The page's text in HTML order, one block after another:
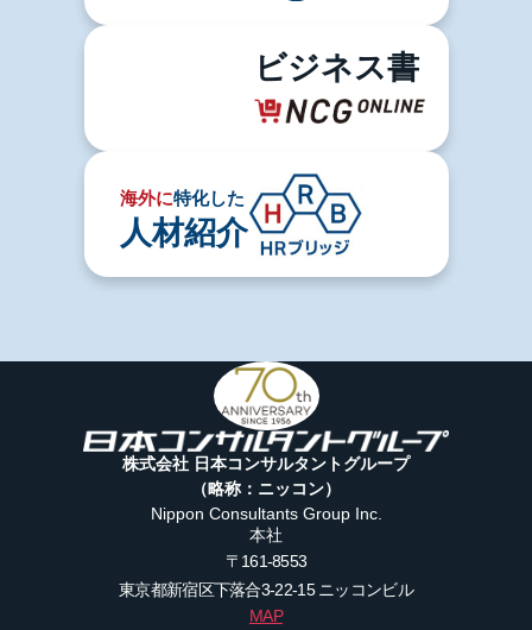
ビジネス書
海外に特化した
人材紹介
株式会社 日本コンサルタントグループ
（略称：ニッコン）
Nippon Consultants Group Inc.
本社
〒161-8553
東京都新宿区下落合3-22-15ニッコンビル
MAP